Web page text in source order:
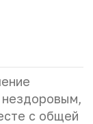
нездоровым,
с общей